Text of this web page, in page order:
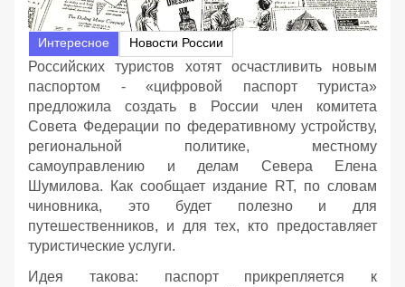
Интересное Новости России
Российских туристов хотят осчастливить новым
паспортом - «цифровой паспорт туриста»
предложила создать в России член комитета
Совета Федерации по федеративному устройству,
региональной политике, местному
самоуправлению и делам Севера Елена
Шумилова. Как сообщает издание RT, по словам
чиновника, это будет полезно и для
путешественников, и для тех, кто предоставляет
туристические услуги.
Идея такова: паспорт прикрепляется к